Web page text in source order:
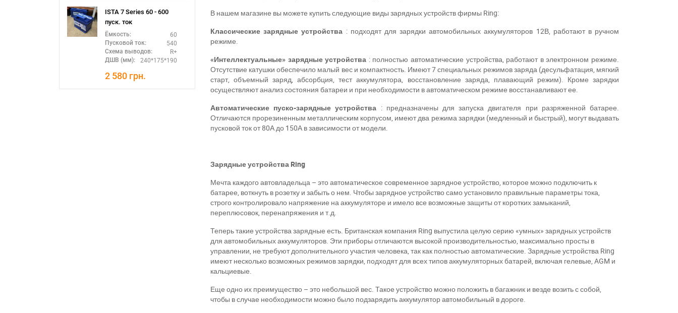
ISTA 7 Series 60 - 600
пуск. ток
Ёмкость: 60
Пусковой ток: 540
Схема выводов: R+
ДШВ (мм): 240*175*190
2 580 грн.
В нашем магазине вы можете купить следующие виды зарядных устройств фирмы Ring:
Классические зарядные устройства : подходят для зарядки автомобильных аккумуляторов 12В, работают в ручном
режиме.
«Интеллектуальные» зарядные устройства : полностью автоматические устройства, работают в электронном режиме.
Отсутствие катушки обеспечило малый вес и компактность. Имеют 7 специальных режимов заряда (десульфатация, мягкий
старт, объемный заряд, абсорбция, тест аккумулятора, восстановление заряда, плавающий режим). Кроме зарядки
осуществляют анализ состояния батареи и при необходимости в автоматическом режиме восстанавливают ее.
Автоматические пуско-зарядные устройства : предназначены для запуска двигателя при разряженной батарее.
Отличаются прорезиненным металлическим корпусом, имеют два режима зарядки (медленный и быстрый), могут выдавать
пусковой ток от 80А до 150А в зависимости от модели.
Зарядные устройства Ring
Мечта каждого автовладельца – это автоматическое современное зарядное устройство, которое можно подключить к
батарее, воткнуть в розетку и забыть о нем. Чтобы зарядное устройство само установило правильные параметры тока,
строго контролировало напряжение на аккумуляторе и имело все возможные защиты от коротких замыканий,
переплюсовок, перенапряжения и т.д.
Теперь такие устройства зарядные есть. Британская компания Ring выпустила целую серию «умных» зарядных устройств
для автомобильных аккумуляторов. Эти приборы отличаются высокой производительностью, максимально просты в
управлении, не требуют дополнительного участия человека, так как полностью автоматические. Зарядные устройства Ring
имеют несколько возможных режимов зарядки, подходят для всех типов аккумуляторных батарей, включая гелевые, AGM и
кальциевые.
Еще одно их преимущество – это небольшой вес. Такое устройство можно положить в багажник и везде возить с собой,
чтобы в случае необходимости можно было подзарядить аккумулятор автомобильный в дороге.